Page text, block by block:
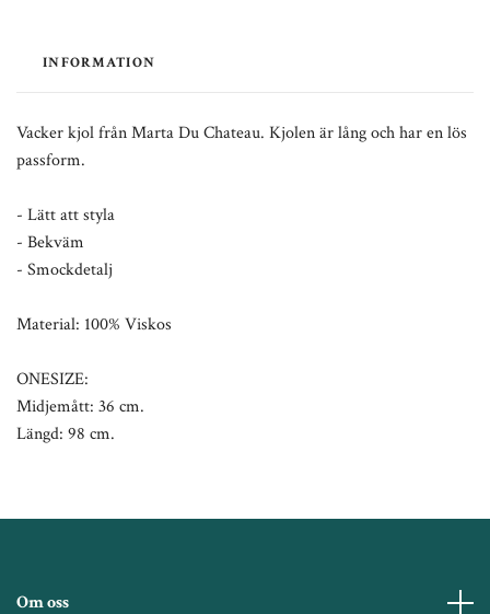
INFORMATION
Vacker kjol från Marta Du Chateau. Kjolen är lång och har en lös
passform.
- Lätt att styla
- Bekväm
- Smockdetalj
Material: 100% Viskos
ONESIZE:
Midjemått: 36 cm.
Längd: 98 cm.
Om oss